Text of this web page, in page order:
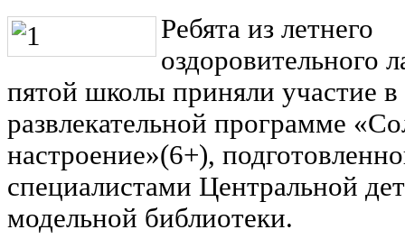
Ребята из летнего
оздоровительного
пятой школы приняли участие в
развлекательной программе
настроение»(6+),
специалистами Центральной
модельной библиотеки.